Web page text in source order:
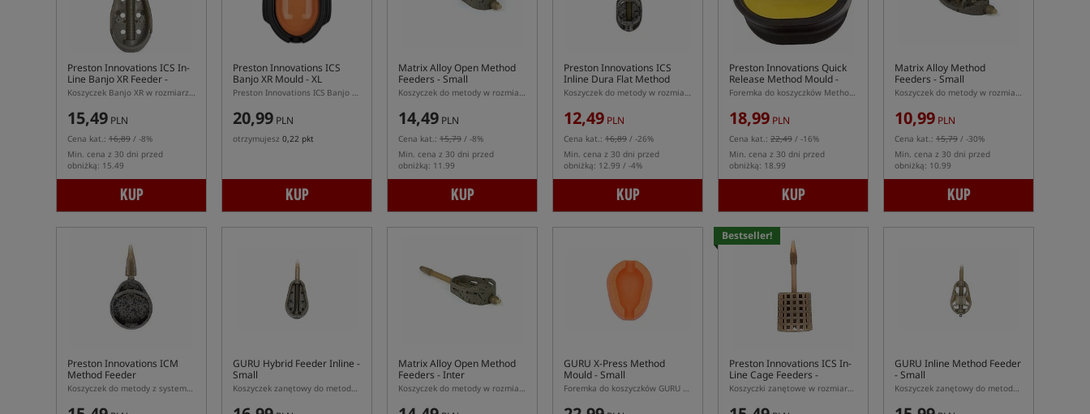
Preston Innovations ICS In-
Line Banjo XR Feeder -
Medium
Koszyczek Banjo XR w rozmiarze M z systemem ICS
15,49 PLN
Cena kat.: 16,89 / -8%
Min. cena z 30 dni przed
obniżką: 15.49
KUP
Preston Innovations ICS
Banjo XR Mould - XL
Preston Innovations ICS Banjo XR Mould XL – foremka do podajników Banjo XR XL
20,99 PLN
otrzymujesz 0,22 pkt
KUP
Matrix Alloy Open Method
Feeders - Small
Koszyczek do metody w rozmiarze S z systemem szybkiej wymiany
14,49 PLN
Cena kat.: 15,79 / -8%
Min. cena z 30 dni przed
obniżką: 11.99
KUP
Preston Innovations ICS
Inline Dura Flat Method
Feeder - Small
Koszyczek do metody w rozmiarze S z systemem ICS
12,49 PLN
Cena kat.: 16,89 / -26%
Min. cena z 30 dni przed
obniżką: 12.99 / -4%
KUP
Preston Innovations Quick
Release Method Mould -
Large
Foremka do koszyczków Method Feeder marki Preston w rozmiarze Large
18,99 PLN
Cena kat.: 22,49 / -16%
Min. cena z 30 dni przed
obniżką: 18.99
KUP
Matrix Alloy Method
Feeders - Small
Koszyczek do metody w rozmiarze S z systemem szybkiej wymiany
10,99 PLN
Cena kat.: 15,79 / -30%
Min. cena z 30 dni przed
obniżką: 10.99
KUP
Preston Innovations ICM
Method Feeder
Koszyczek do metody z systemem ICM
GURU Hybrid Feeder Inline -
Small
Koszyczek zanętowy do metody w rozmiarze S
Matrix Alloy Open Method
Feeders - Inter
Koszyczek do metody w rozmiarze Inter z systemem szybkiej wymiany
GURU X-Press Method
Mould - Small
Foremka do koszyczków GURU Method Feeder w rozmiarze Small
Bestseller!
Preston Innovations ICS In-
Line Cage Feeders -
Medium
Koszyczki zanętowe w rozmiarze M z systemem szybkiej wymiany ICS
GURU Inline Method Feeder
- Small
Koszyczek zanętowy do metody w rozmiarze S